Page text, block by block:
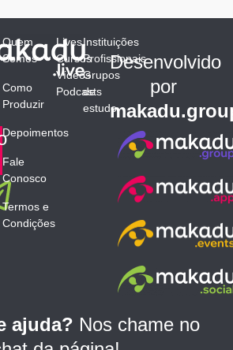
Quem
Somos
Como
Produzir
Depoimentos
Fale
Conosco
Termos e
Condições
Lives
Cursos
Vídeos
Podcasts
Instituições
Profissionais
Grupos
de
estudo
Desenvolvido
por
ajuda? Nos chame no